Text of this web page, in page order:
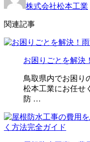
株式会社松本工業
関連記事
お困りごとを解決
鳥取県内でお困り
松本工業にお任せ
防 …